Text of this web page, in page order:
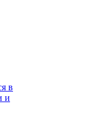
в
и